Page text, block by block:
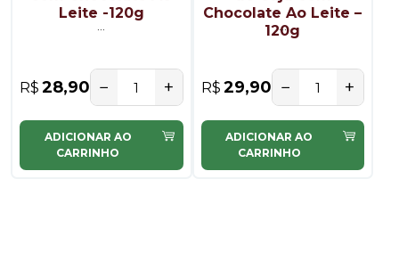
Leite -120g
...
R$ 28,90 − +
ADICIONAR AO
CARRINHO
Chocolate Ao Leite –
120g
...
R$ 29,90 − +
ADICIONAR AO
CARRINHO